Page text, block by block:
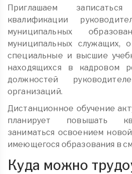
Приглашаем
квалификации
муниципальных
муниципальных служащих,
специальные и высшие
находящихся в кадровом
должностей
организаций.
Дистанционное обучение
планирует повышать
заниматься освоением
имеющегося образования в
Куда можно